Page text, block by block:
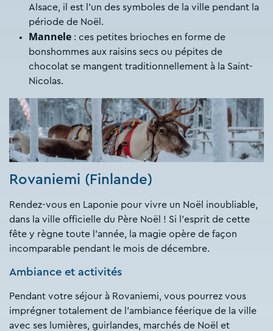
Alsace, il est l’un des symboles de la ville pendant la
période de Noël.
Mannele : ces petites brioches en forme de
bonshommes aux raisins secs ou pépites de
chocolat se mangent traditionnellement à la Saint-
Nicolas.
Rovaniemi (Finlande)
Rendez-vous en Laponie pour vivre un Noël inoubliable,
dans la ville officielle du Père Noël ! Si l’esprit de cette
fête y règne toute l’année, la magie opère de façon
incomparable pendant le mois de décembre.
Ambiance et activités
Pendant votre séjour à Rovaniemi, vous pourrez vous
imprégner totalement de l’ambiance féerique de la ville
avec ses lumières, guirlandes, marchés de Noël et